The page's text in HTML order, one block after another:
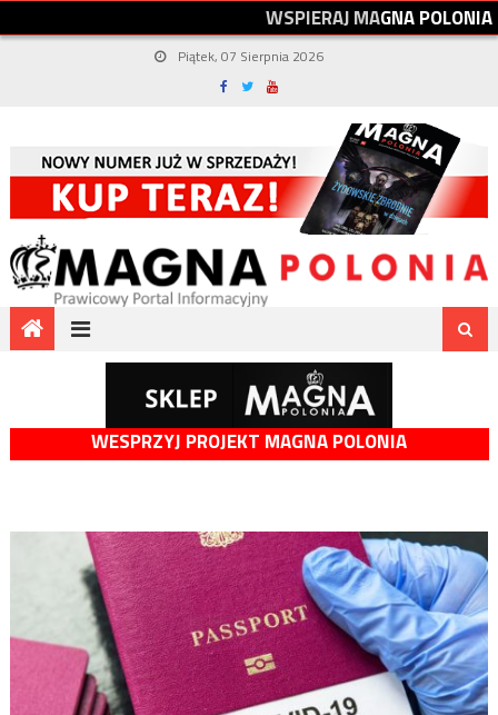
WSPIERAJMAGNAPOLONIA
Piątek, 07 Sierpnia 2026
WESPRZYJ PROJEKT MAGNA POLONIA